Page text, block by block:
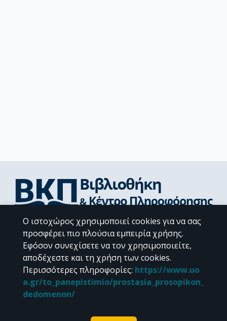
Διεύθυνση Βιβλιοθήκης & Κέντρου Πληροφόρησης
Βιβλιοθήκες Σχολών του ΕΚΠΑ
Υπολογιστικό Κέντρο Βιβλιοθηκών
Επικοινωνία / Helpdesk
Ο ιστοχώρος χρησιμοποιεί cookies για να σας
προσφέρει πιο πλούσια εμπειρία χρήσης.
Εφόσον συνεχίσετε να τον χρησιμοποιείτε,
αποδέχεστε και τη χρήση των cookies.
Περισσότερες πληροφορίες: https://www.uo
a.gr/to_panepistimio/prostasia_prosopikon_
dedomenon/